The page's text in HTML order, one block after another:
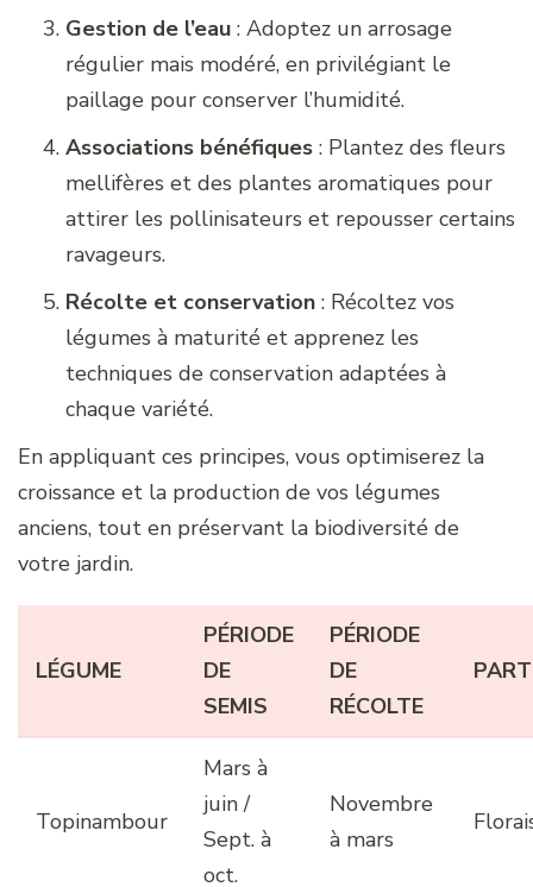
Gestion de l’eau : Adoptez un arrosage
régulier mais modéré, en privilégiant le
paillage pour conserver l’humidité.
Associations bénéfiques : Plantez des fleurs
mellifères et des plantes aromatiques pour
attirer les pollinisateurs et repousser certains
ravageurs.
Récolte et conservation : Récoltez vos
légumes à maturité et apprenez les
techniques de conservation adaptées à
chaque variété.
En appliquant ces principes, vous optimiserez la
croissance et la production de vos légumes
anciens, tout en préservant la biodiversité de
votre jardin.
LÉGUME
PÉRIODE
DE
SEMIS
PÉRIODE
DE
RÉCOLTE
Topinambour
Mars à
juin /
Sept. à
oct.
Novembre
à mars